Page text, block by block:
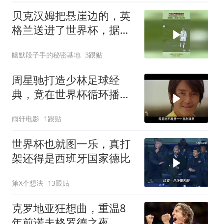
贝克汉姆把悬崖边的，英
格兰送进了世界杯，据说
幽默段子手的秘密基地 3跟贴
周星驰打造少林足球经
典，竟在世界杯循环播
雨轩电影 1跟贴
世界杯也就图一乐，真打
架还得是西班牙国家德比
第X个想法 13跟贴
克罗地亚狂想曲，重温8